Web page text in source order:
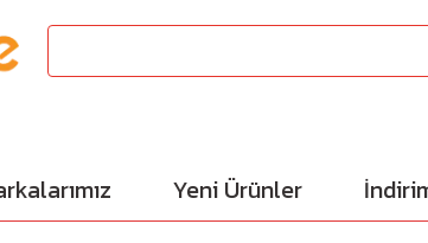
Yeni Ürünler